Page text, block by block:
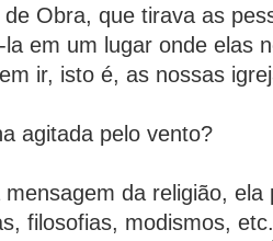
Obra, que tirava as
la em um lugar onde elas
ir, isto é, as nossas
agitada pelo vento?
mensagem da religião,
filosofias, modismos,